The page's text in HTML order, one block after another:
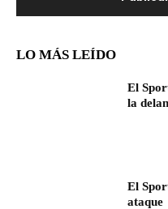
LO MÁS LEÍDO
El
la
El
ataque